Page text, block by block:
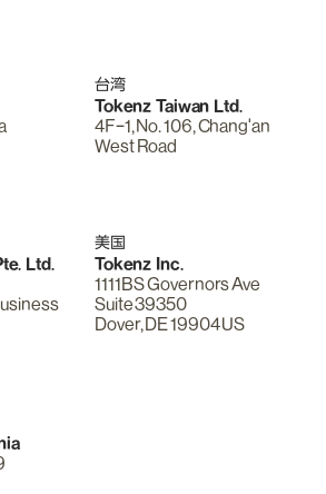
台湾
Tokenz Taiwan Ltd.
4F-1, No. 106, Chang'an
West Road
Ltd.
美国
Tokenz Inc.
1111B S Governors Ave
Suite 39350
Dover, DE 19904 US